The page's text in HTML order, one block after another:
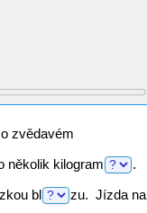
zvědavém
několik kilogram
.
bl zu. Jízda na